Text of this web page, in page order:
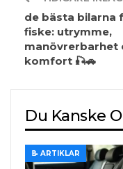
de bästa bilarna
fiske: utrymme,
manövrerbarhet
komfort 🎣🚗
Du Kanske
📝 ARTIKLAR